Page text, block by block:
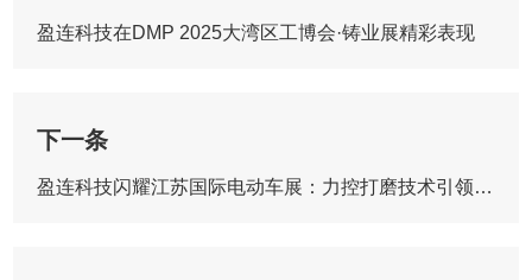
盈连科技在DMP 2025大湾区工博会·铸业展精彩表现
下一条
盈连科技闪耀江苏国际电动车展：力控打磨技术引领智造新风向